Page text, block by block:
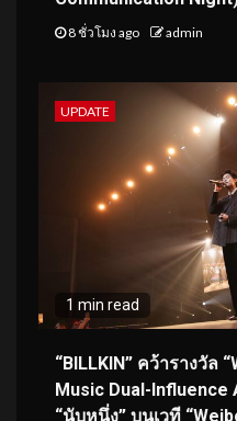
8 ชั่วโมง ago admin
UPDATE
1 min read
“BILLKIN” คว้ารางวัล
Music Dual-Influence
“นับหนึ่ง” บนเวที